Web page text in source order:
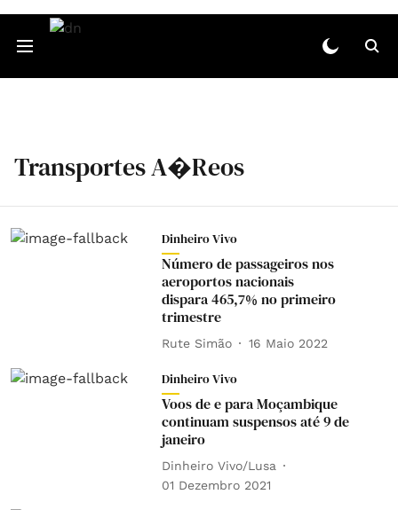
Transportes A�reos
Dinheiro Vivo
Número de passageiros nos
aeroportos nacionais
dispara 465,7% no primeiro
trimestre
Rute Simão 16 Maio 2022
Dinheiro Vivo
Voos de e para Moçambique
continuam suspensos até 9 de
janeiro
Dinheiro Vivo/Lusa
01 Dezembro 2021